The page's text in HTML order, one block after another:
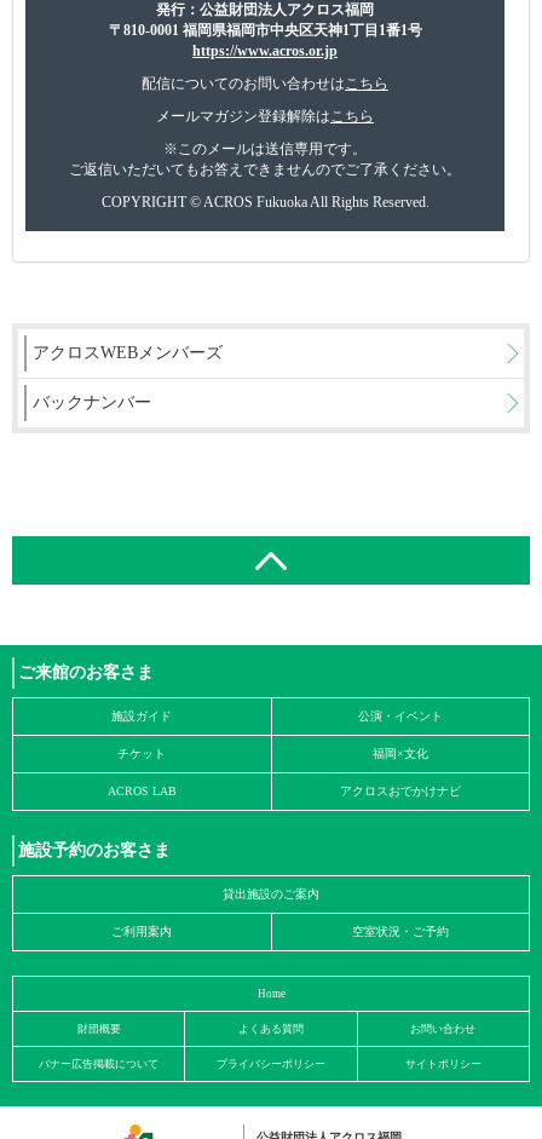
発行：公益財団法人アクロス福岡
〒810-0001 福岡県福岡市中央区天神1丁目1番1号
https://www.acros.or.jp
配信についてのお問い合わせはこちら
メールマガジン登録解除はこちら
※このメールは送信専用です。
ご返信いただいてもお答えできませんのでご了承ください。
COPYRIGHT © ACROS Fukuoka All Rights Reserved.
アクロスWEBメンバーズ
バックナンバー
ご来館のお客さま
施設ガイド 公演・イベント
チケット 福岡×文化
ACROS LAB アクロスおでかけナビ
施設予約のお客さま
貸出施設のご案内
ご利用案内 空室状況・ご予約
Home
財団概要 よくある質問 お問い合わせ
バナー広告掲載について プライバシーポリシー サイトポリシー